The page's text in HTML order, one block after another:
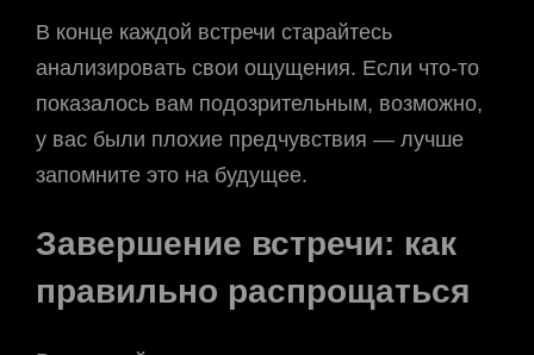
В конце каждой встречи старайтесь
анализировать свои ощущения. Если что-то
показалось вам подозрительным, возможно,
у вас были плохие предчувствия — лучше
запомните это на будущее.
Завершение встречи: как
правильно распрощаться